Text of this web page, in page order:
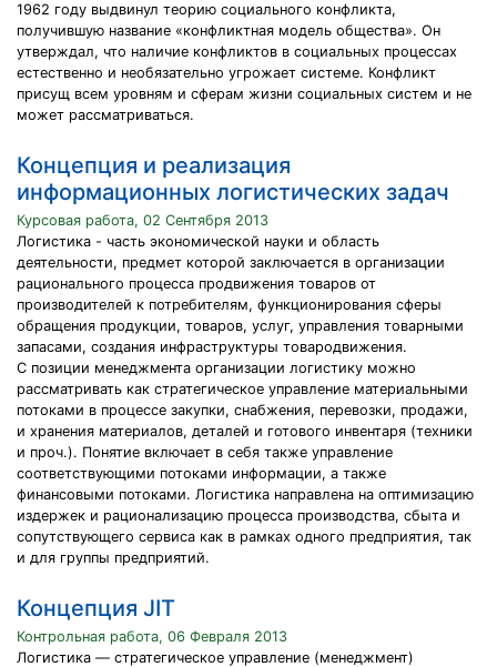
1962 году выдвинул теорию социального конфликта,
получившую название «конфликтная модель общества». Он
утверждал, что наличие конфликтов в социальных процессах
естественно и необязательно угрожает системе. Конфликт
присущ всем уровням и сферам жизни социальных систем и не
может рассматриваться.
Концепция и реализация
информационных логистических задач
Курсовая работа, 02 Сентября 2013
Логистика - часть экономической науки и область
деятельности, предмет которой заключается в организации
рационального процесса продвижения товаров от
производителей к потребителям, функционирования сферы
обращения продукции, товаров, услуг, управления товарными
запасами, создания инфраструктуры товародвижения.
С позиции менеджмента организации логистику можно
рассматривать как стратегическое управление материальными
потоками в процессе закупки, снабжения, перевозки, продажи,
и хранения материалов, деталей и готового инвентаря (техники
и проч.). Понятие включает в себя также управление
соответствующими потоками информации, а также
финансовыми потоками. Логистика направлена на оптимизацию
издержек и рационализацию процесса производства, сбыта и
сопутствующего сервиса как в рамках одного предприятия, так
и для группы предприятий.
Концепция JIT
Контрольная работа, 06 Февраля 2013
Логистика — стратегическое управление (менеджмент)